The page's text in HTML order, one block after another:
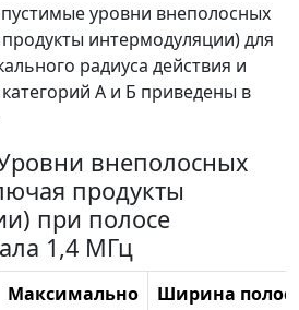
уровни внеполосных
интермодуляции) для
радиуса действия и
А и Б приведены в
внеполосных
продукты
при полосе
1,4 МГц
Максимально
Ширина